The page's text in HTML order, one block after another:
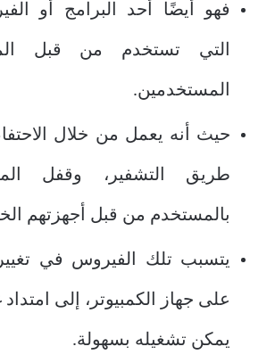
فهو أيضًا أحد البرامج أو
التي تستخدم من قبل
المستخدمين.
حيث أنه يعمل من خلال
طريق التشفير، وقفل
بالمستخدم من قبل أجهزتهم
يتسبب تلك الفيروس في
على جهاز الكمبيوتر، إلى
يمكن تشغيله بسهولة.